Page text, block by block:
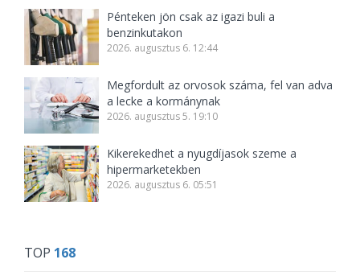
Pénteken jön csak az igazi buli a
benzinkutakon
2026. augusztus 6. 12:44
Megfordult az orvosok száma, fel van adva
a lecke a kormánynak
2026. augusztus 5. 19:10
Kikerekedhet a nyugdíjasok szeme a
hipermarketekben
2026. augusztus 6. 05:51
TOP 168